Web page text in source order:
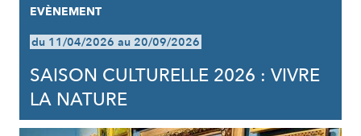
EVÈNEMENT
du 11/04/2026 au 20/09/2026
SAISON CULTURELLE 2026 : VIVRE
LA NATURE